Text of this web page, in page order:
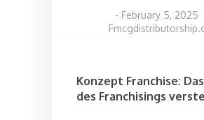
- February 5, 2025
Konzept Franchise:
des Franchisings